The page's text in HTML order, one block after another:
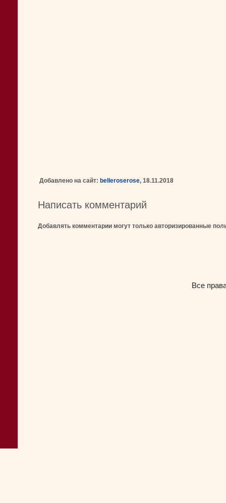
Добавлено на сайт: belleroserose, 18.11.2018
Написать комментарий
Добавлять комментарии могут только авторизированные
Все